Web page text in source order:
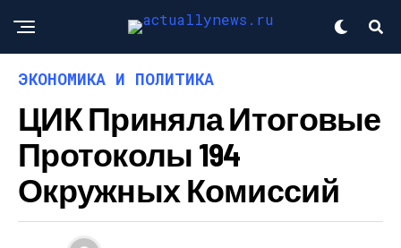
ЭКОНОМИКА И ПОЛИТИКА
ЦИК Приняла Итоговые
Протоколы 194
Окружных Комиссий